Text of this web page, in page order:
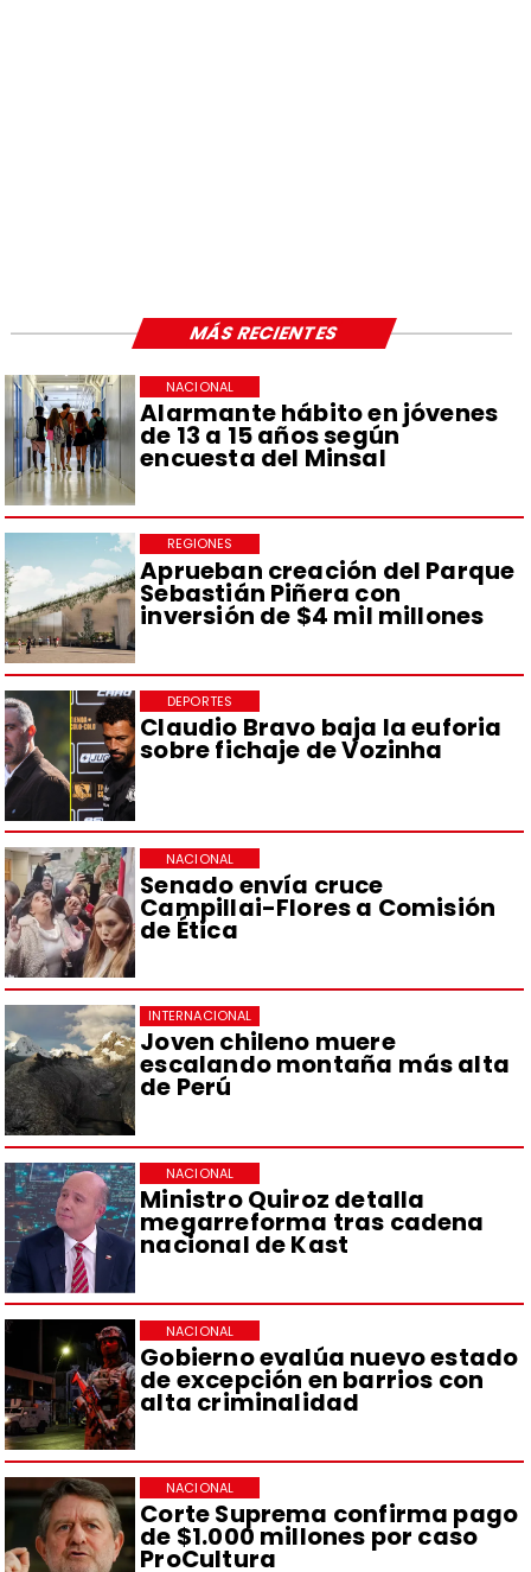
Alarmante hábito en jóvenes
de 13 a 15 años según
encuesta del Minsal
NACIONAL
Aprueban creación del Parque
Sebastián Piñera con
inversión de $4 mil millones
REGIONES
Claudio Bravo baja la euforia
sobre fichaje de Vozinha
DEPORTES
Senado envía cruce
Campillai-Flores a Comisión
de Ética
NACIONAL
Joven chileno muere
escalando montaña más alta
de Perú
INTERNACIONAL
Ministro Quiroz detalla
megarreforma tras cadena
nacional de Kast
NACIONAL
Gobierno evalúa nuevo estado
de excepción en barrios con
alta criminalidad
NACIONAL
Corte Suprema confirma pago
de $1.000 millones por caso
ProCultura
NACIONAL
MÁS RECIENTES